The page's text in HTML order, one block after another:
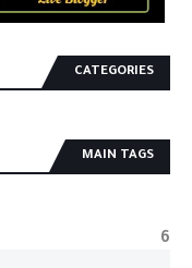
CATEGORIES
MAIN TAGS
6